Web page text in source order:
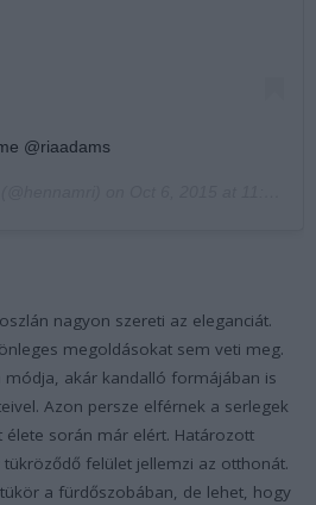
@riaadams
nagyon szereti az eleganciát.
megoldásokat sem veti meg.
módja, akár kandalló formájában is
Azon persze elférnek a serlegek
élete során már elért. Határozott
felület jellemzi az otthonát.
a fürdőszobában, de lehet, hogy